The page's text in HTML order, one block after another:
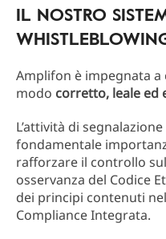
IL NOSTRO
Amplifon è impegnata
modo corretto, leale ed
L’attività di
fondamentale
rafforzare il controllo
osservanza del Codice
dei principi contenuti
Compliance Integrata.